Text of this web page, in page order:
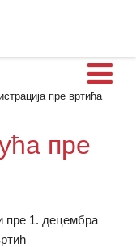
пре вртића
пре
пре 1. децембра